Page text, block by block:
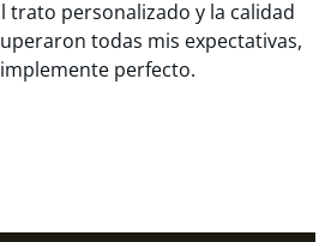
trato personalizado y la calidad
todas mis expectativas,
perfecto.